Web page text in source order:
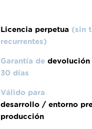
Licencia perpetua (sin
recurrentes)
Garantía de devolución
30 días
Válido para
desarrollo / entorno
producción